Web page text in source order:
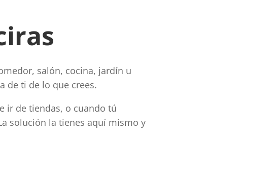
salón, cocina, jardín u
de ti de lo que crees.
ir de tiendas, o cuando tú
solución la tienes aquí mismo y